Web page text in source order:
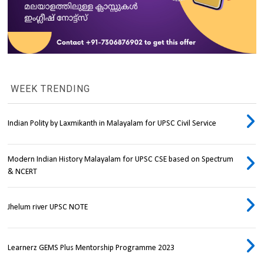
WEEK TRENDING
Indian Polity by Laxmikanth in Malayalam for UPSC Civil Service
Modern Indian History Malayalam for UPSC CSE based on Spectrum
& NCERT
Jhelum river UPSC NOTE
Learnerz GEMS Plus Mentorship Programme 2023